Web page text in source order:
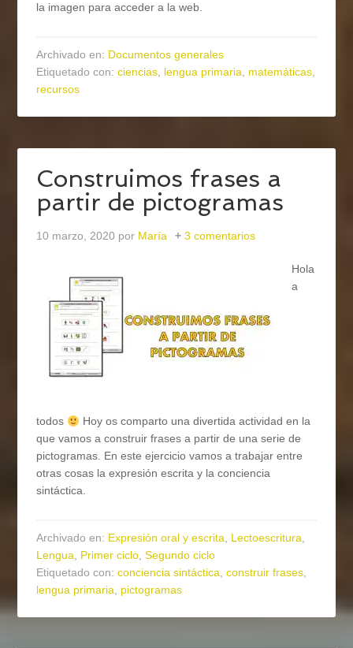
la imagen para acceder a la web.
Archivado en: Documentos generales
Etiquetado con:ciencias, lengua primaria, matemáticas,
recursos
Construimos frases a
partir de pictogramas
10 marzo, 2020 por María 3 comentarios
Hola
a
todos
Hoy os comparto una divertida actividad en la
que vamos a construir frases a partir de una serie de
pictogramas. En este ejercicio vamos a trabajar entre
otras cosas la expresión escrita y la conciencia
sintáctica.
Archivado en: Expresión oral y escrita, Lectoescritura,
Lengua, Primer ciclo,Segundo ciclo
Etiquetado con:conciencia sintáctica,construir frases,
lengua primaria, pictogramas